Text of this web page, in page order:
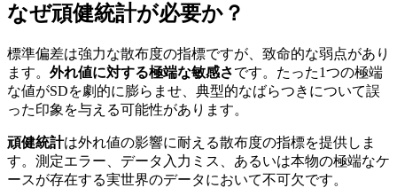
なぜ頑健統計が必要か？
標準偏差は強力な散布度の指標ですが、致命的な弱点があり
ます。 外れ値に対する極端な敏感さです。たった1つの極端
な値がSDを劇的に膨らませ、典型的なばらつきについて誤
った印象を与える可能性があります。
頑健統計は外れ値の影響に耐える散布度の指標を提供しま
す。測定エラー、データ入力ミス、あるいは本物の極端なケ
ースが存在する実世界のデータにおいて不可欠です。